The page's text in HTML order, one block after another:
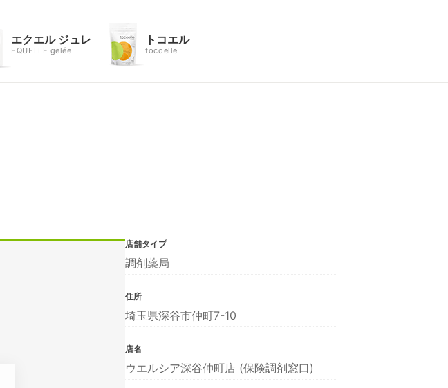
エクエル ジュレ
EQUELLE gelée
トコエル
tocoelle
店舗タイプ
調剤薬局
住所
埼玉県深谷市仲町7-10
店名
ウエルシア深谷仲町店 (保険調剤窓口)